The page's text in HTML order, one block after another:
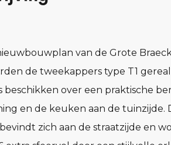
van de Grote
de tweekappers type T1
beschikken over een praktische
en de keuken aan de tuinzijde.
zich aan de straatzijde en